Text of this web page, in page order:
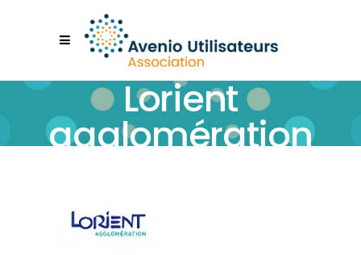
Lorient
agglomération